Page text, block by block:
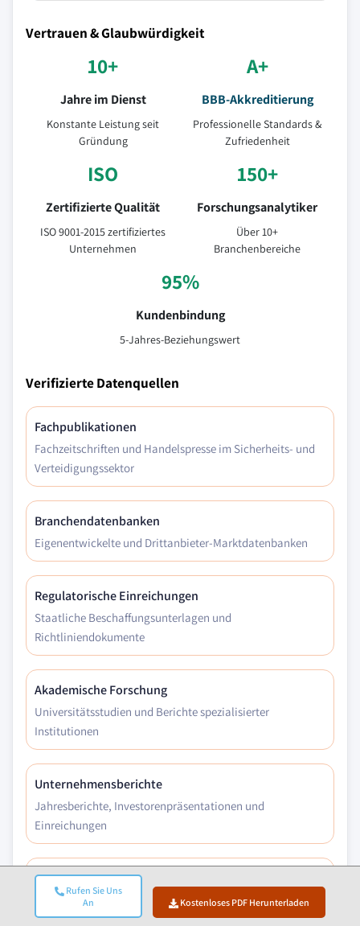
Rufen Sie Uns
An
Kostenloses PDF Herunterladen
Vertrauen & Glaubwürdigkeit
10+
Jahre im Dienst
Konstante Leistung seit
Gründung
A+
BBB-Akkreditierung
Professionelle Standards &
Zufriedenheit
ISO
Zertifizierte Qualität
ISO 9001-2015 zertifiziertes
Unternehmen
150+
Forschungsanalytiker
Über 10+
Branchenbereiche
95%
Kundenbindung
5-Jahres-Beziehungswert
Verifizierte Datenquellen
Fachpublikationen
Fachzeitschriften und Handelspresse im Sicherheits- und
Verteidigungssektor
Branchendatenbanken
Eigenentwickelte und Drittanbieter-Marktdatenbanken
Regulatorische Einreichungen
Staatliche Beschaffungsunterlagen und
Richtliniendokumente
Akademische Forschung
Universitätsstudien und Berichte spezialisierter
Institutionen
Unternehmensberichte
Jahresberichte, Investorenpräsentationen und
Einreichungen
Experteninterviews
C-Suite, Beschaffungsleiter und technische Spezialisten